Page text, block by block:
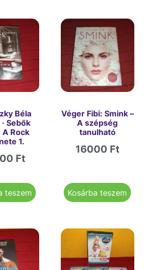
Béla
Sebők
A Rock
1.
Ft
teszem
Véger Fibi: Smink –
A szépség
tanulható
16000 Ft
Kosárba teszem